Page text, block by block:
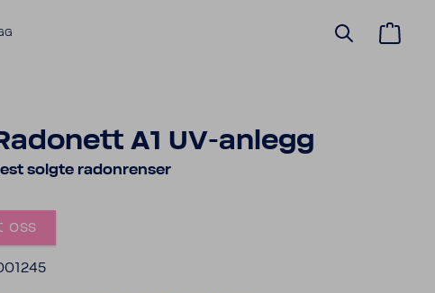
A1 UV-anlegg
solgte radonrenser
oss